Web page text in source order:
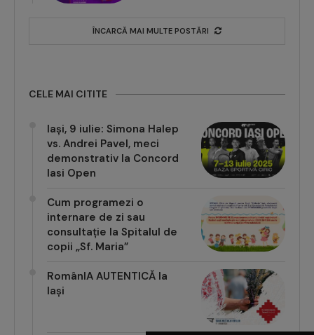
ÎNCARCĂ MAI MULTE POSTĂRI
CELE MAI CITITE
Iași, 9 iulie: Simona Halep
vs. Andrei Pavel, meci
demonstrativ la Concord
Iasi Open
Cum programezi o
internare de zi sau
consultație la Spitalul de
copii „Sf. Maria”
RomânIA AUTENTICĂ la
Iași